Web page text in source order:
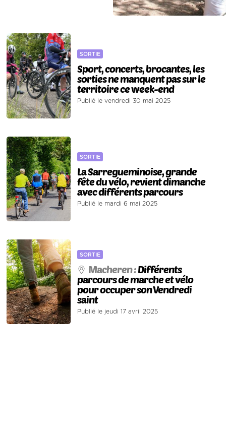
SORTIE
Sport, concerts, brocantes, les
sorties ne manquent pas sur le
territoire ce week-end
Publié le vendredi 30 mai 2025
SORTIE
La Sarregueminoise, grande
fête du vélo, revient dimanche
avec différents parcours
Publié le mardi 6 mai 2025
SORTIE
Macheren :Différents
parcours de marche et vélo
pour occuper son Vendredi
saint
Publié le jeudi 17 avril 2025